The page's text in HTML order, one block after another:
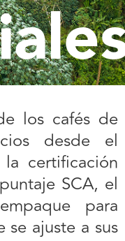
los cafés de
desde el
certificación
SCA, el
para
ajuste a sus